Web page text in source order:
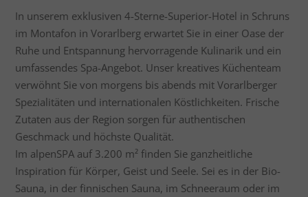
In unserem exklusiven 4-Sterne-Superior-Hotel in Schruns
im Montafon in Vorarlberg erwartet Sie in einer Oase der
Ruhe und Entspannung hervorragende Kulinarik und ein
umfassendes Spa-Angebot. Unser kreatives Küchenteam
verwöhnt Sie von morgens bis abends mit Vorarlberger
Spezialitäten und internationalen Köstlichkeiten. Frische
Zutaten aus der Region sorgen für authentischen
Geschmack und höchste Qualität.
Im alpenSPA auf 3.200 m² finden Sie ganzheitliche
Inspiration für Körper, Geist und Seele. Sei es in der Bio-
Sauna, in der finnischen Sauna, im Schneeraum oder im